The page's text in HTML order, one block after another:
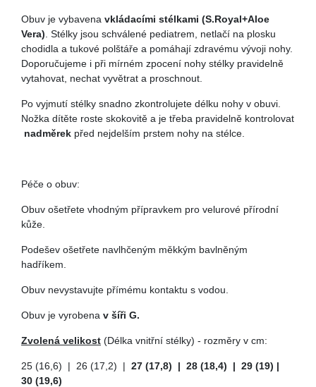
Obuv je vybavena vkládacími stélkami (S.Royal+Aloe
Vera) . Stélky jsou schválené pediatrem, netlačí na plosku
chodidla a tukové polštáře a pomáhají zdravému vývoji nohy.
Doporučujeme i při mírném zpocení nohy stélky pravidelně
vytahovat, nechat vyvětrat a proschnout.
Po vyjmutí stélky snadno zkontrolujete délku nohy v obuvi.
Nožka dítěte roste skokovitě a je třeba pravidelně kontrolovat
nadměrek před nejdelším prstem nohy na stélce.
Péče o obuv:
Obuv ošetřete vhodným přípravkem pro velurové přírodní
kůže.
Podešev ošetřete navlhčeným měkkým bavlněným
hadříkem.
Obuv nevystavujte přímému kontaktu s vodou.
Obuv je vyrobena v šíři G.
Zvolená velikost (Délka vnitřní stélky) - rozměry v cm:
25 (16,6) | 26 (17,2) | 27 (17,8) | 28 (18,4) | 29 (19) |
30 (19,6)